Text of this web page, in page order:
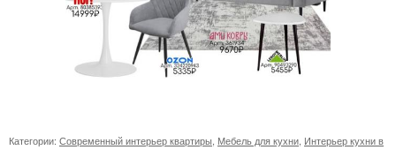
Категории: Современный интерьер квартиры Мебель для кухни Интерьер кухни в